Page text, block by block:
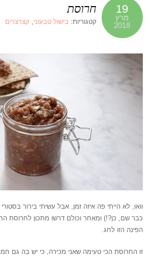
19
מרץ
2018
חרוסת
קטגוריות: בישול טבעוני קצרצרים
וואו, לא הייתי פה איזה זמן, אבל עשיתי בירור
כבר שם, כן?!) ומאחר וכולם דרשו מתכון לחרוסת
הפינה הזו לחג.
זו החרוסת הכי טעימה שאני מכירה, כי יש בה גם